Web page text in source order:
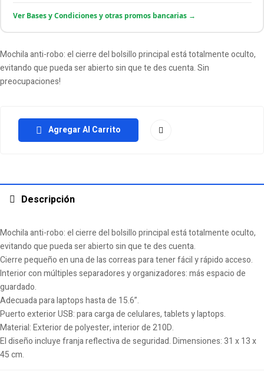
Ver Bases y Condiciones y otras promos bancarias →
Mochila anti-robo: el cierre del bolsillo principal está totalmente oculto,
evitando que pueda ser abierto sin que te des cuenta. Sin
preocupaciones!
Agregar Al Carrito
Descripción
Mochila anti-robo: el cierre del bolsillo principal está totalmente oculto,
evitando que pueda ser abierto sin que te des cuenta.
Cierre pequeño en una de las correas para tener fácil y rápido acceso.
Interior con múltiples separadores y organizadores: más espacio de
guardado.
Adecuada para laptops hasta de 15.6”.
Puerto exterior USB: para carga de celulares, tablets y laptops.
Material: Exterior de polyester, interior de 210D.
El diseño incluye franja reflectiva de seguridad. Dimensiones: 31 x 13 x
45 cm.